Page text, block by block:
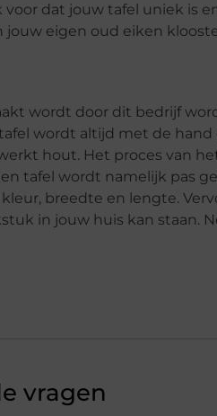
voor dat jouw tafel uniek is
jouw eigen oud eiken
wordt door dit bedrijf
wordt altijd met de
hout. Het proces van
tafel wordt namelijk pas
breedte en lengte.
in jouw huis kan staan.
vragen